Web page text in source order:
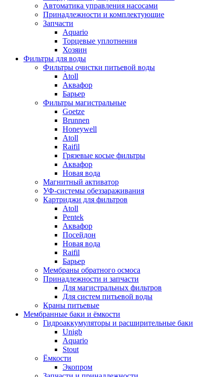
Автоматика управления насосами
Принадлежности и комплектующие
Запчасти
Aquario
Торцевые уплотнения
Хозяин
Фильтры для воды
Фильтры очистки питьевой воды
Atoll
Аквафор
Барьер
Фильтры магистральные
Goetze
Brunnen
Honeywell
Atoll
Raifil
Грязевые косые фильтры
Аквафор
Новая вода
Магнитный активатор
УФ-системы обеззараживания
Картриджи для фильтров
Atoll
Pentek
Аквафор
Посейдон
Новая вода
Raifil
Барьер
Мембраны обратного осмоса
Принадлежности и запчасти
Для магистральных фильтров
Для систем питьевой воды
Краны питьевые
Мембранные баки и ёмкости
Гидроаккумуляторы и расширительные баки
Unigb
Aquario
Stout
Ёмкости
Экопром